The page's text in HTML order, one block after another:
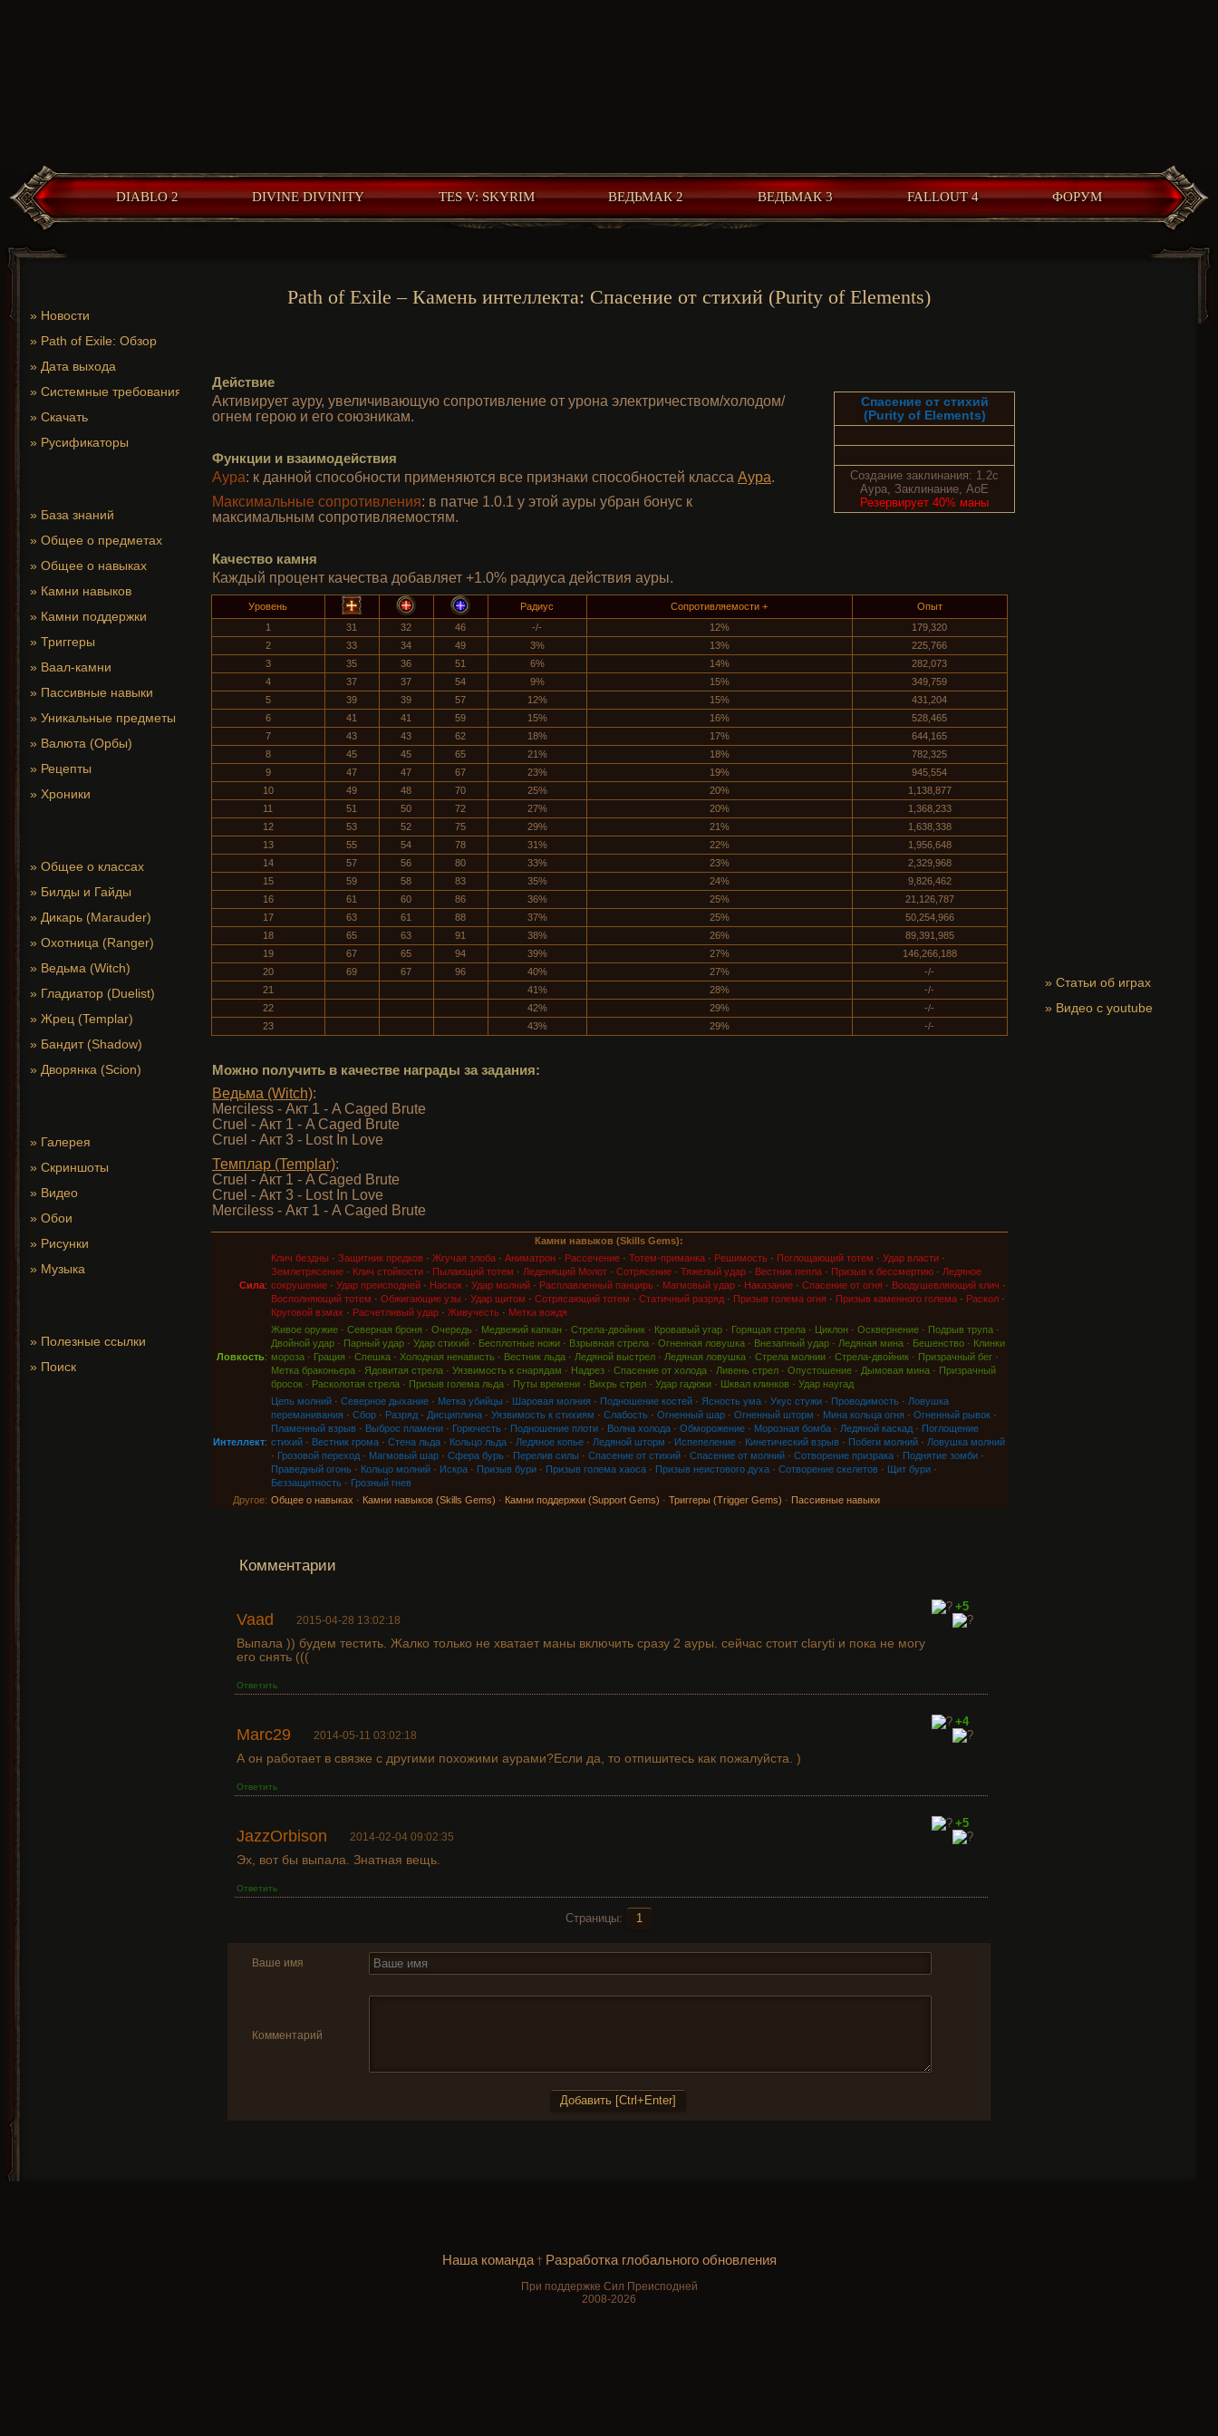
DIABLO 2 DIVINE DIVINITY TES V: SKYRIM ВЕДЬМАК 2 ВЕДЬМАК 3 FALLOUT 4 ФОРУМ
» Новости
» Path of Exile: Обзор
» Дата выхода
» Системные требования
» Скачать
» Русификаторы
» База знаний
» Общее о предметах
» Общее о навыках
» Камни навыков
» Камни поддержки
» Триггеры
» Ваал-камни
» Пассивные навыки
» Уникальные предметы
» Валюта (Орбы)
» Рецепты
» Хроники
» Общее о классах
» Билды и Гайды
» Дикарь (Marauder)
» Охотница (Ranger)
» Ведьма (Witch)
» Гладиатор (Duelist)
» Жрец (Templar)
» Бандит (Shadow)
» Дворянка (Scion)
» Галерея
» Скриншоты
» Видео
» Обои
» Рисунки
» Музыка
» Полезные ссылки
» Поиск
» Статьи об играх
» Видео с youtube
Path of Exile – Камень интеллекта: Спасение от стихий (Purity of Elements)
Действие
Активирует ауру, увеличивающую сопротивление от урона электричеством/холодом/
огнем герою и его союзникам.
Функции и взаимодействия
Аура: к данной способности применяются все признаки способностей класса Аура.
Максимальные сопротивления: в патче 1.0.1 у этой ауры убран бонус к
максимальным сопротивляемостям.
Качество камня
Каждый процент качества добавляет +1.0% радиуса действия ауры.
Спасение от стихий
(Purity of Elements)
Создание заклинания: 1.2с
Аура, Заклинание, AoE
Резервирует 40% маны
Уровень Радиус Сопротивляемости +
Опыт
1
31 32 46 -/- 12%
179,320
2
33 34 49 3% 13%
225,766
3
35 36 51 6% 14%
282,073
4
37 37 54 9% 15%
349,759
5
39 39 57 12% 15%
431,204
6
41 41 59 15% 16%
528,465
7
43 43 62 18% 17%
644,165
8
45 45 65 21% 18%
782,325
9
47 47 67 23% 19%
945,554
10
49 48 70 25% 20%
1,138,877
11
51 50 72 27% 20%
1,368,233
12
53 52 75 29% 21%
1,638,338
13
55 54 78 31% 22%
1,956,648
14
57 56 80 33% 23%
2,329,968
15
59 58 83 35% 24%
9,826,462
16
61 60 86 36% 25%
21,126,787
17
63 61 88 37% 25%
50,254,966
18
65 63 91 38% 26%
89,391,985
19
67 65 94 39% 27%
146,266,188
20
69 67 96 40% 27%
-/-
21
41% 28%
-/-
22
42% 29%
-/-
23
43% 29% -/-
Можно получить в качестве награды за задания:
Ведьма (Witch):
Merciless - Акт 1 - A Caged Brute
Cruel - Акт 1 - A Caged Brute
Cruel - Акт 3 - Lost In Love
Темплар (Templar):
Cruel - Акт 1 - A Caged Brute
Cruel - Акт 3 - Lost In Love
Merciless - Акт 1 - A Caged Brute
Камни навыков (Skills Gems):
Сила:
Клич бездны · Защитник предков· Жгучая злоба· Аниматрон· Рассечение· Тотем-приманка· Решимость· Поглощающий тотем · Удар власти·
Землетрясение· Клич стойкости· Пылающий тотем · Леденящий Молот· Сотрясение· Тяжелый удар· Вестник пепла· Призыв к бессмертию· Ледяное
сокрушение· Удар преисподней· Наскок· Удар молний· Расплавленный панцирь· Магмовый удар· Наказание· Спасение от огня· Воодушевляющий клич ·
Восполняющий тотем · Обжигающие узы · Удар щитом · Сотрясающий тотем · Статичный разряд· Призыв голема огня· Призыв каменного голема· Раскол·
Круговой взмах · Расчетливый удар· Живучесть· Метка вождя
Ловкость:
Живое оружие· Северная броня · Очередь · Медвежий капкан· Стрела-двойник· Кровавый угар· Горящая стрела· Циклон· Осквернение· Подрыв трупа·
Двойной удар· Парный удар· Удар стихий· Бесплотные ножи· Взрывная стрела· Огненная ловушка· Внезапный удар· Ледяная мина· Бешенство· Клинки
мороза· Грация · Спешка· Холодная ненависть · Вестник льда· Ледяной выстрел· Ледяная ловушка· Стрела молнии· Стрела-двойник· Призрачный бег·
Метка браконьера· Ядовитая стрела· Уязвимость к снарядам · Надрез· Спасение от холода· Ливень стрел· Опустошение· Дымовая мина· Призрачный
бросок· Расколотая стрела· Призыв голема льда· Путы времени· Вихрь стрел· Удар гадюки· Шквал клинков· Удар наугад
Интеллект:
Цепь молний· Северное дыхание· Метка убийцы · Шаровая молния· Подношение костей· Ясность ума· Укус стужи· Проводимость· Ловушка
переманивания· Сбор· Разряд· Дисциплина· Уязвимость к стихиям · Слабость· Огненный шар· Огненный шторм · Мина кольца огня· Огненный рывок·
Пламенный взрыв· Выброс пламени· Горючесть· Подношение плоти· Волна холода· Обморожение· Морозная бомба· Ледяной каскад· Поглощение
стихий· Вестник грома· Стена льда· Кольцо льда· Ледяное копье· Ледяной шторм · Испепеление· Кинетический взрыв· Побеги молний· Ловушка молний
· Грозовой переход· Магмовый шар· Сфера бурь· Перелив силы · Спасение от стихий· Спасение от молний· Сотворение призрака· Поднятие зомби·
Праведный огонь· Кольцо молний· Искра· Призыв бури· Призыв голема хаоса· Призыв неистового духа· Сотворение скелетов· Щит бури·
Беззащитность· Грозный гнев
Другое: Общее о навыках · Камни навыков (Skills Gems) · Камни поддержки (Support Gems) · Триггеры (Trigger Gems) · Пассивные навыки
Комментарии
Vaad 2015-04-28 13:02:18
Выпала )) будем тестить. Жалко только не хватает маны включить сразу 2 ауры. сейчас стоит claryti и пока не могу
его снять (((
Ответить
+5
Marc29 2014-05-11 03:02:18
А он работает в связке с другими похожими аурами?Если да, то отпишитесь как пожалуйста. )
Ответить
+4
JazzOrbison 2014-02-04 09:02:35
Эх, вот бы выпала. Знатная вещь.
Ответить
+5
Страницы: 1
Ваше имя
Комментарий
Наша команда† Разработка глобального обновления
При поддержке Сил Преисподней
2008-2026